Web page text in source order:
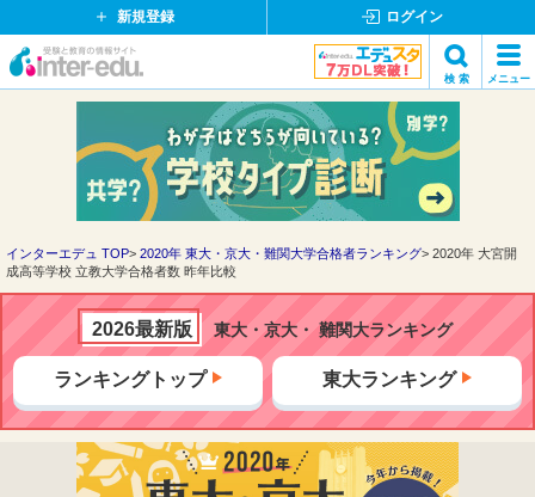
新規登録 ログイン
イ
ド
ッ
ト
検 索 メニュー
検索
インターエデュ TOP 2020年 東大・京大・難関大学合格者ランキング
2020年 大宮開
成高等学校 立教大学合格者数 昨年比較
2026最新版 東大・京大・ 難関大ランキング
ランキングトップ 東大ランキング